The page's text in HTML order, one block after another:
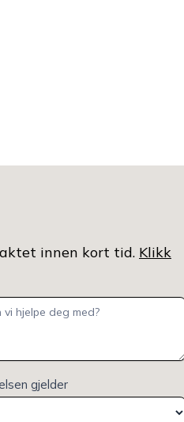
innen kort tid. Klikk
gjelder